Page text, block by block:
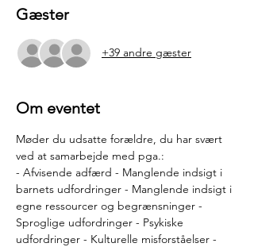
Gæster
+39 andre gæster
Om eventet
Møder du udsatte forældre, du har svært
ved at samarbejde med pga.:
- Afvisende adfærd - Manglende indsigt i
barnets udfordringer - Manglende indsigt i
egne ressourcer og begrænsninger -
Sproglige udfordringer - Psykiske
udfordringer - Kulturelle misforståelser -